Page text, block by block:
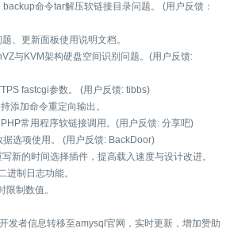
命令tar解压软链接目录问题。 (用户反馈：
、更新面板使用说明文档。
与KVM架构硬盘空间识别问题。(用户反馈:
fastcgi参数。 (用户反馈: tibbs)
添加命令重定向输出。
常用程序软链接调用。(用户反馈: 分享吧)
选项使用。 (用户反馈: BackDoor)
新的时间选择插件，提高载入速度与设计改进。
进制日志功能。
制数值。
发者信息转移至amysql官网，实时更新，增加赞助